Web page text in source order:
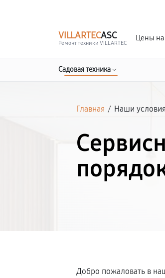
VILLARTECASC
Ремонт техники VILLARTEC
Цены
Садовая техника
Главная / Наши условия
Добро пожаловать в